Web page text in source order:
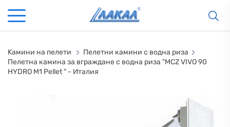
Kамини на пелети
Пелетни камини с водна риза
Пелетна камина за вграждане с водна риза "MCZ VIVO 90
HYDRO M1 Pellet " - Италия